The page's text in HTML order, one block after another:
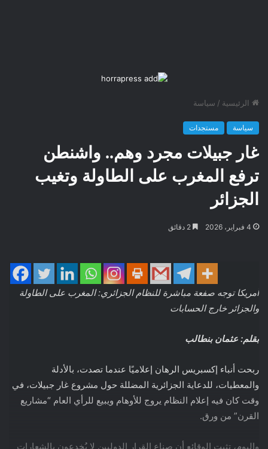
الرئيسية / سياسة
سياسة مستجدات
غار جبيلات مجرد وهم.. واشنطن
ترفع المغرب على الطاولة وتغيب
الجزائر
4 فبراير، 2026
أمريكا توجه صفعة مباشرة للنظام الجزائري: المغرب على الطاولة
والجزائر خارج الحسابات
بقلم: عثمان بنطالب
ربحت أنباء إكسبريس الرهان إعلاميًا عندما تصدت، بالأدلة
والمعطيات، للدعاية الجزائرية المضللة حول مشروع غار جبيلات، في
وقت كان فيه إعلام النظام يروج للأوهام ويبيع للرأي العام “مشاريع
القرن” من ورق.
واليوم، تثبت الوقائع أن صناع القرار الدوليين لا يُخدعون بالشعارات